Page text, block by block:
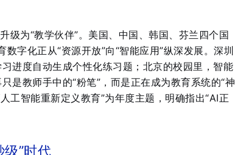
级为“教学伙伴”。美国、中国、韩国、芬兰四个国
字化正从“资源开放”向“智能应用”纵深发展 。深圳
进度自动生成个性化练习题；北京的校园里，智能
是教师手中的“粉笔”，而是正在成为教育系统的“神
工智能重新定义教育”为年度主题，明确指出“AI正
”时代